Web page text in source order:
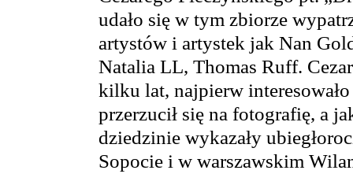
udało się w tym zbiorze
artystów i artystek jak Nan
Natalia LL, Thomas Ruff.
kilku lat, najpierw
przerzucił się na fotografię, a
dziedzinie wykazały
Sopocie i w warszawskim